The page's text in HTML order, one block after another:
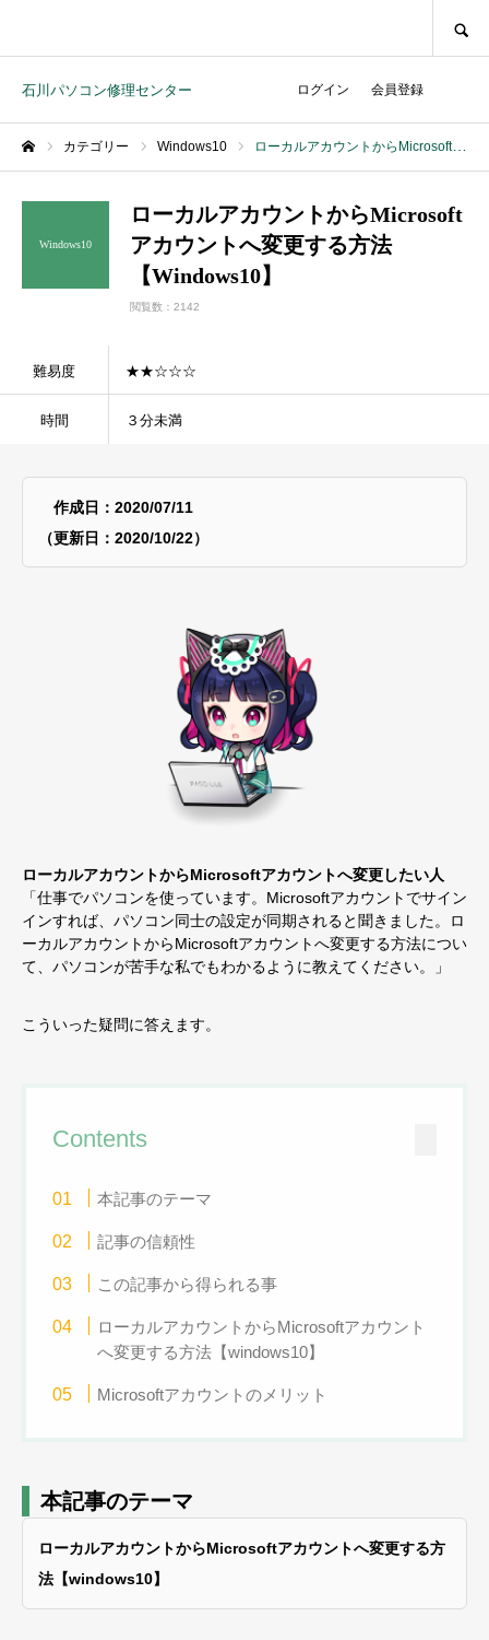
石川パソコン修理センター ログイン 会員登録
カテゴリー Windows10 ローカルアカウントからMicrosoftアカウントへ変更する方法【Windows10】
Windows10
ローカルアカウントからMicrosoft
アカウントへ変更する方法
【Windows10】
閲覧数：2142
難易度 ★★☆☆☆
時間 ３分未満
作成日：2020/07/11
（更新日：2020/10/22）
ローカルアカウントからMicrosoftアカウントへ変更したい人
「仕事でパソコンを使っています。Microsoftアカウントでサイン
インすれば、パソコン同士の設定が同期されると聞きました。ロ
ーカルアカウントからMicrosoftアカウントへ変更する方法につい
て、 パソコンが苦手な私でもわかるように教えてください。」
こういった疑問に答えます。
Contents
本記事のテーマ
記事の信頼性
この記事から得られる事
ローカルアカウントからMicrosoftアカウント
へ変更する方法【windows10】
Microsoftアカウントのメリット
本記事のテーマ
ローカルアカウントからMicrosoftアカウントへ変更する方
法【windows10】